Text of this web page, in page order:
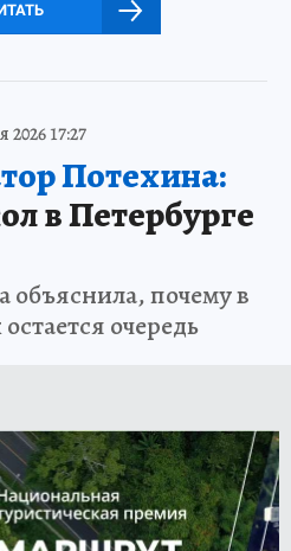
17:27
Потехина:
в Петербурге
почему в
очередь